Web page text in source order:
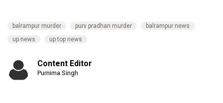
balrampur murder purv pradhan murder
balrampur news
up news
up top news
Content Editor
Purnima Singh